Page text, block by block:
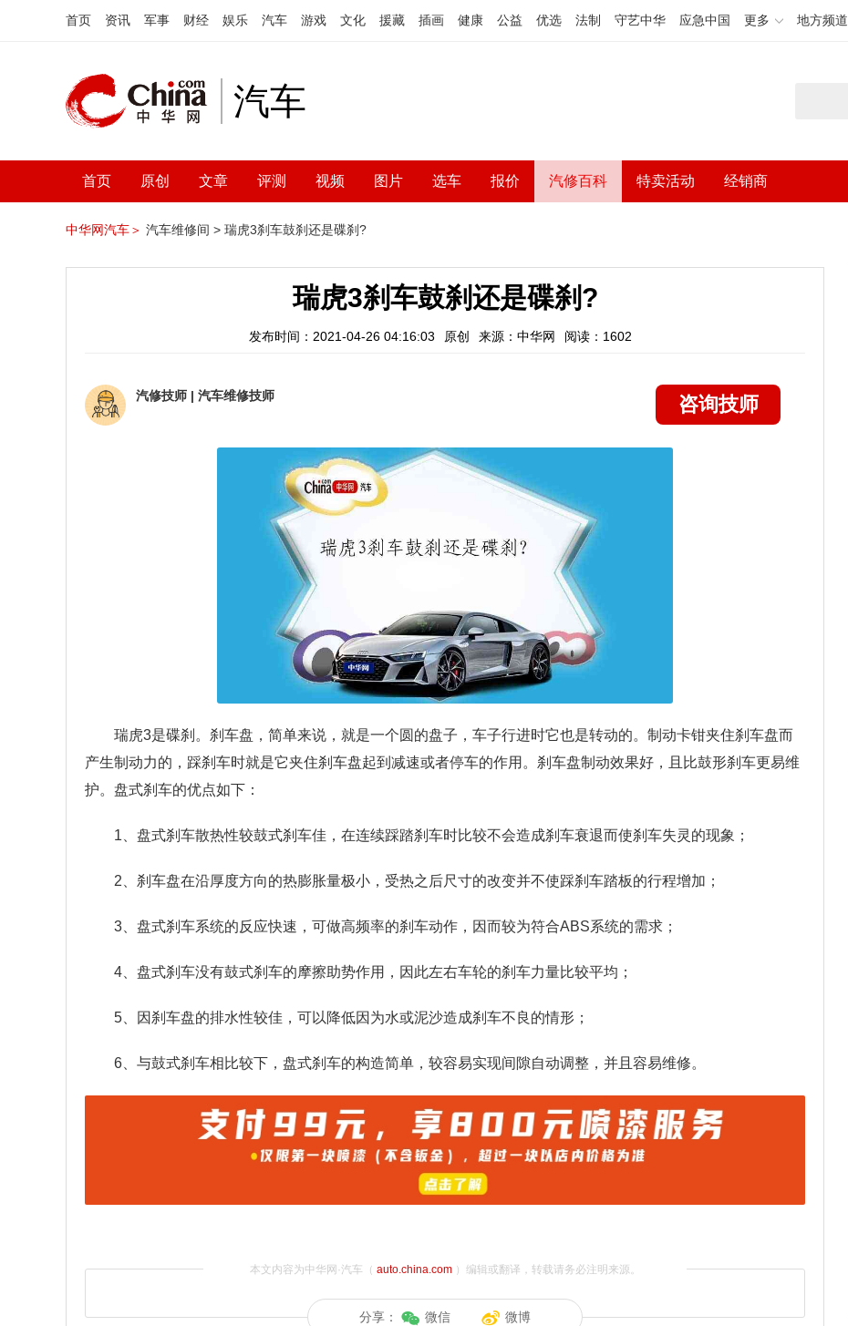
首页 资讯 军事 财经 娱乐 汽车 游戏 文化 援藏 插画 健康 公益 优选 法制 守艺中华 应急中国 更多 地方频道
汽车
首页 原创 文章 评测 视频 图片 选车 报价 汽修百科 特卖活动 经销商
中华网汽车＞ 汽车维修间 > 瑞虎3刹车鼓刹还是碟刹?
瑞虎3刹车鼓刹还是碟刹?
发布时间：2021-04-26 04:16:03 原创 来源：中华网 阅读：1602
汽修技师 | 汽车维修技师 咨询技师
瑞虎3是碟刹。刹车盘，简单来说，就是一个圆的盘子，车子行进时它也是转动的。制动卡钳夹住刹车盘而
产生制动力的，踩刹车时就是它夹住刹车盘起到减速或者停车的作用。刹车盘制动效果好，且比鼓形刹车更易维
护。盘式刹车的优点如下：
1、盘式刹车散热性较鼓式刹车佳，在连续踩踏刹车时比较不会造成刹车衰退而使刹车失灵的现象；
2、刹车盘在沿厚度方向的热膨胀量极小，受热之后尺寸的改变并不使踩刹车踏板的行程增加；
3、盘式刹车系统的反应快速，可做高频率的刹车动作，因而较为符合ABS系统的需求；
4、盘式刹车没有鼓式刹车的摩擦助势作用，因此左右车轮的刹车力量比较平均；
5、因刹车盘的排水性较佳，可以降低因为水或泥沙造成刹车不良的情形；
6、与鼓式刹车相比较下，盘式刹车的构造简单，较容易实现间隙自动调整，并且容易维修。
本文内容为中华网·汽车（ auto.china.com）编辑或翻译，转载请务必注明来源。
分享： 微信 微博